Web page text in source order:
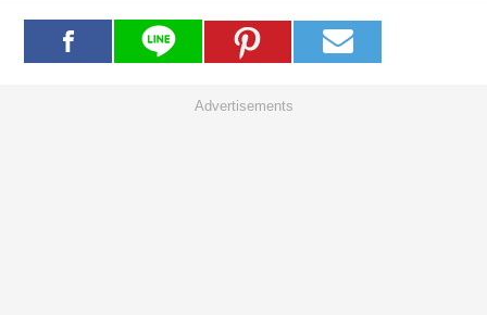
Advertisements